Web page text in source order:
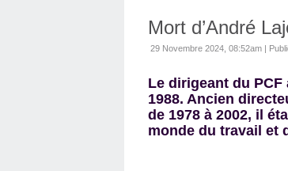
Mort d’André
29 Novembre 2024, 08:52am |
Le dirigeant du
1988. Ancien
de 1978 à 2002, il
monde du travail et